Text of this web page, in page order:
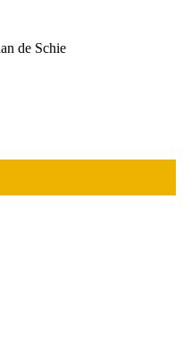
de Schie